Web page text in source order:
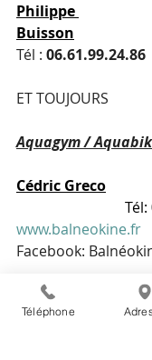
Philippe
Buisson
Tél : 06.61.99.24.86
ET TOUJOURS
Aquagym /
Cédric Greco
Tél:
www.balneokine.fr
Facebook:
COURS DE
Téléphone